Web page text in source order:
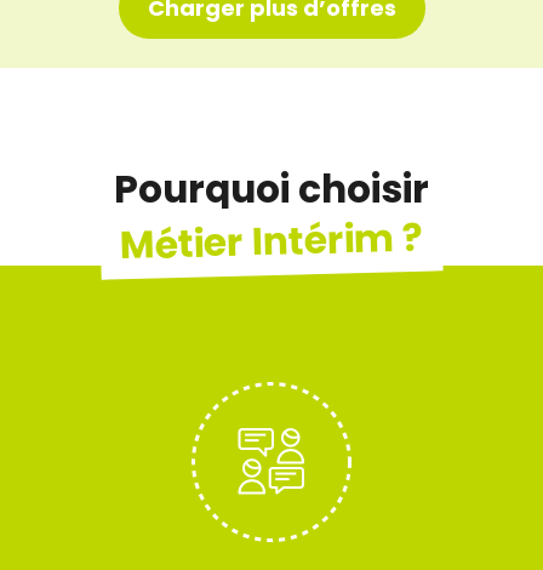
Charger plus d’offres
Pourquoi choisir
Métier Intérim ?